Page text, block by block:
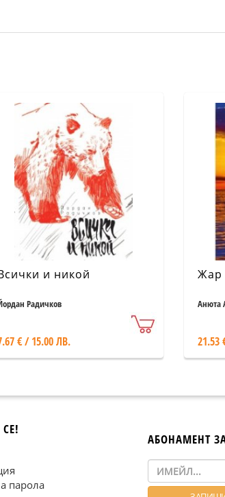
и никой
Радичков
€ / 15.00 ЛВ.
Жар
Анюта
21.53
парола
АБОНАМЕНТ